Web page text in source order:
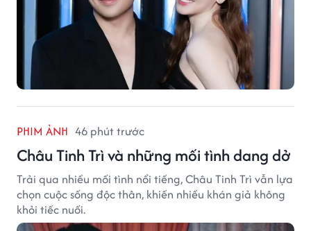
PHIM ẢNH 46 phút trước
Châu Tinh Trì và những mối tình dang dở
Trải qua nhiều mối tình nổi tiếng, Châu Tinh Trì vẫn lựa
chọn cuộc sống độc thân, khiến nhiều khán giả không
khỏi tiếc nuối.